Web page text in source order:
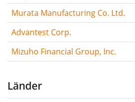
Murata Manufacturing Co. Ltd.
Advantest Corp.
Mizuho Financial Group, Inc.
Länder